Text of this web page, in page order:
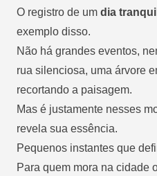
O registro de um dia
exemplo disso.
Não há grandes eventos,
rua silenciosa, uma árvore
recortando a paisagem.
Mas é justamente nesses
revela sua essência.
Pequenos instantes que
Para quem mora na cidade